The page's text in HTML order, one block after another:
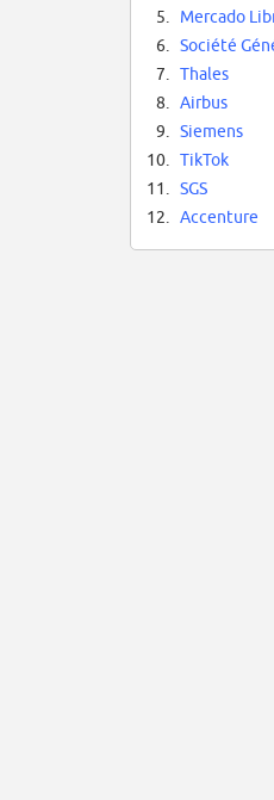
5.
Mercado
6.
Société
7.
Thales
8.
Airbus
9.
Siemens
10.
TikTok
11.
SGS
12.
Accenture